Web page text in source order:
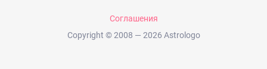
Соглашения
Copyright © 2008 — 2026 Astrologo